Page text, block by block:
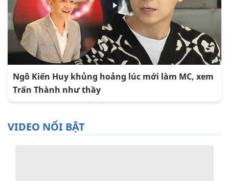
Ngô Kiến Huy khủng hoảng lúc mới làm MC, xem
Trấn Thành như thầy
VIDEO NỔI BẬT